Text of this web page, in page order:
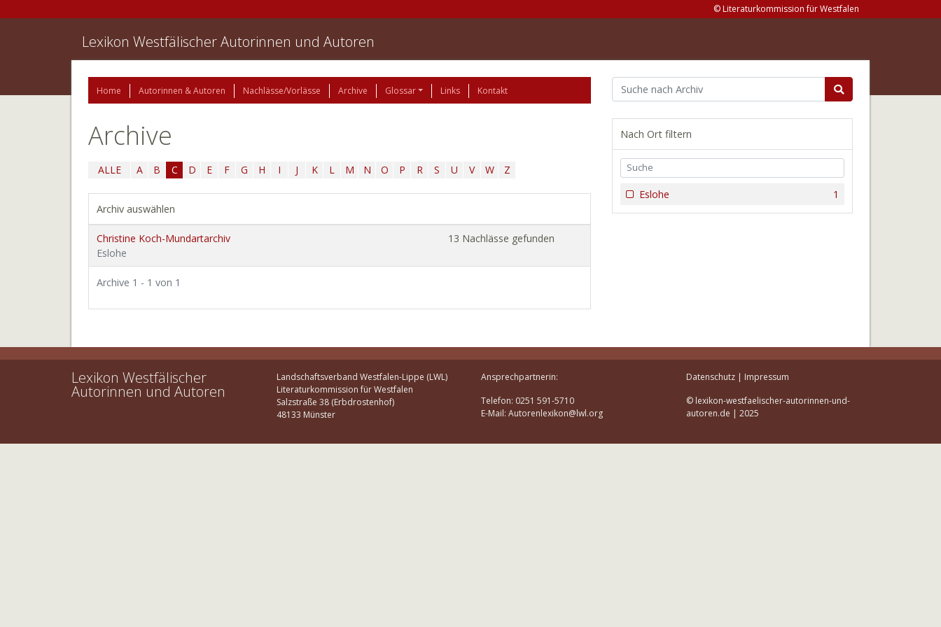
© Literaturkommission für Westfalen
Lexikon Westfälischer Autorinnen und Autoren
Home Autorinnen & Autoren Nachlässe/Vorlässe Archive Glossar Links Kontakt
Archive
ALLE A B C D E F G H I J K L M N O P R S U V W Z
Archiv auswählen
Christine Koch-Mundartarchiv
Eslohe
13 Nachlässe gefunden
Archive 1 - 1 von 1
Nach Ort filtern
1
Eslohe
Lexikon Westfälischer
Autorinnen und Autoren
Landschaftsverband Westfalen-Lippe (LWL)
Literaturkommission für Westfalen
Salzstraße 38 (Erbdrostenhof)
48133 Münster
Ansprechpartnerin:
Telefon: 0251 591-5710
E-Mail: Autorenlexikon@lwl.org
Datenschutz| Impressum
© lexikon-westfaelischer-autorinnen-und-
autoren.de | 2025